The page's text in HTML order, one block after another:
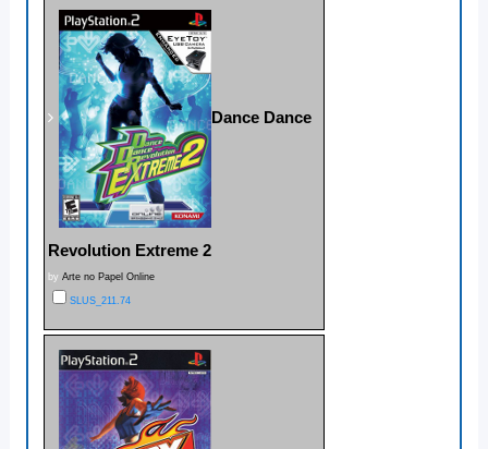
Dance Dance
Revolution Extreme 2
by Arte no Papel Online
SLUS_211.74